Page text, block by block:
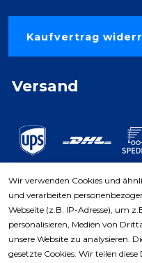
Kaufvertrag
Versand
Zahlungsarten
Wir verwenden Cookies und
und verarbeiten
Webseite (z.B. IP-Adresse), um
personalisieren, Medien von
unsere Website zu analysieren.
gesetzte Cookies. Wir teilen